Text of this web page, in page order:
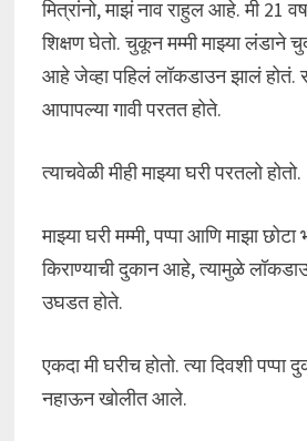
मित्रांनो, माझं नाव राहुल आहे. मी 21
शिक्षण घेतो. चुकून मम्मी माझ्या लंडाने
आहे जेव्हा पहिलं लॉकडाउन झालं होतं.
आपापल्या गावी परतत होते.
त्याचवेळी मीही माझ्या घरी परतलो होतो.
माझ्या घरी मम्मी, पप्पा आणि माझा छोटा
किराण्याची दुकान आहे, त्यामुळे
उघडत होते.
एकदा मी घरीच होतो. त्या दिवशी
नहाऊन खोलीत आले.